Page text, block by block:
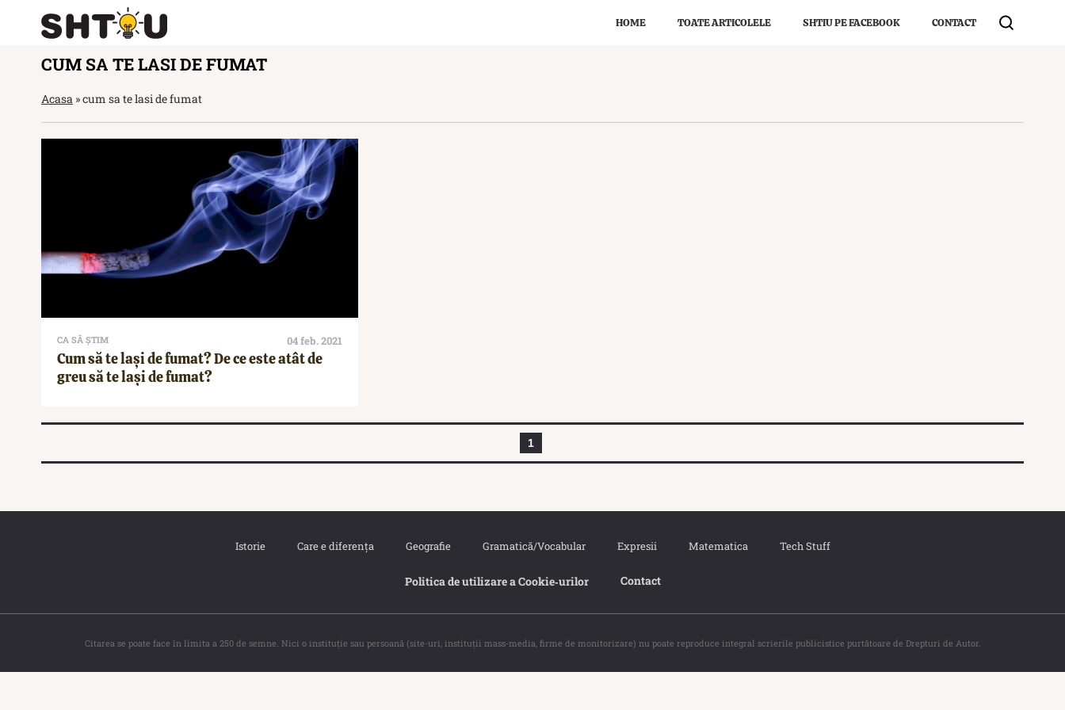
HOME TOATE ARTICOLELE SHTIU PE FACEBOOK CONTACT
CUM SA TE LASI DE FUMAT
Acasa »cum sa te lasi de fumat
CA SĂ ȘTIM 04 feb. 2021
Cum să te lași de fumat? De ce este atât de
greu să te lași de fumat?
1
Istorie Care e diferența Geografie Gramatică/Vocabular Expresii Matematica Tech Stuff
Politica de utilizare a Cookie‐urilor Contact
Citarea se poate face în limita a 250 de semne. Nici o instituţie sau persoană (site-uri, instituţii mass-media, firme de monitorizare) nu poate reproduce integral scrierile publicistice purtătoare de Drepturi de Autor.